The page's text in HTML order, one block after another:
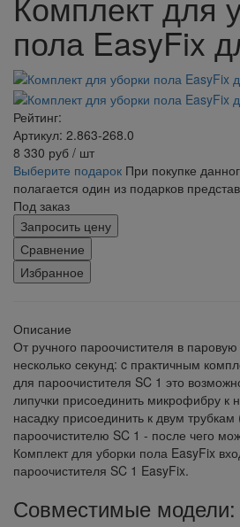
пола EasyFix
Рейтинг:
Артикул: 2.863-268.0
8 330 руб / шт
Выберите подарок При покупке
полагается один из подарков
Под заказ
Запросить цену
Сравнение
Избранное
Описание
От ручного пароочистителя в
несколько секунд: c практичным
для пароочистителя SC 1 это
липучки присоединить микрофибру к
насадку присоединить к двум
пароочистителю SC 1 - после чего
Комплект для уборки пола EasyFix
пароочистителя SC 1 EasyFix.
Совместимые модели: